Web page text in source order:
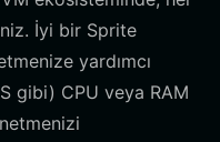
İyi bir Sprite
yardımcı
gibi) CPU veya RAM